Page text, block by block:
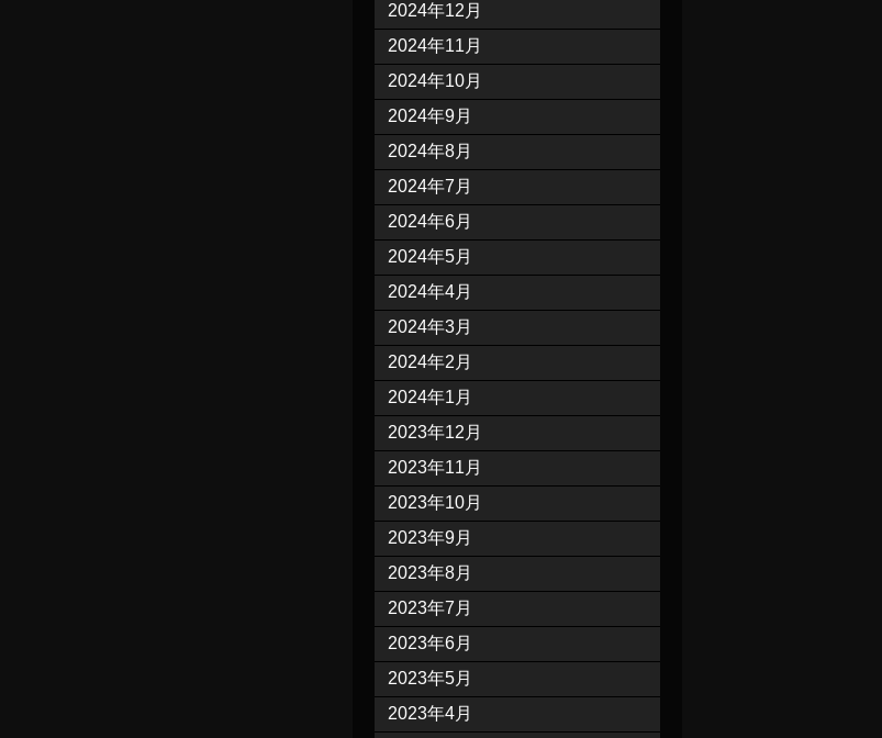
2024年12月
2024年11月
2024年10月
2024年9月
2024年8月
2024年7月
2024年6月
2024年5月
2024年4月
2024年3月
2024年2月
2024年1月
2023年12月
2023年11月
2023年10月
2023年9月
2023年8月
2023年7月
2023年6月
2023年5月
2023年4月